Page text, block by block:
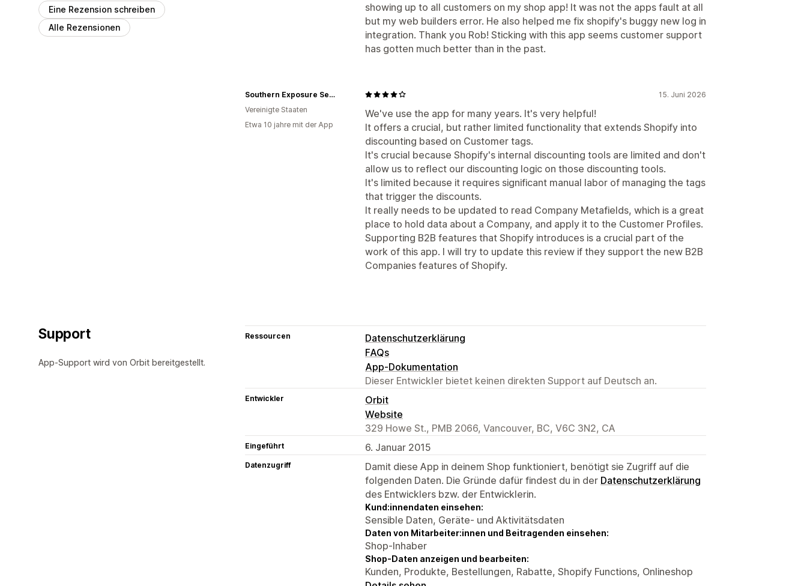
Eine Rezension schreiben
Alle Rezensionen
showing up to all customers on my shop app! It was not the apps fault at all
but my web builders error. He also helped me fix shopify's buggy new log in
integration. Thank you Rob! Sticking with this app seems customer support
has gotten much better than in the past.
15. Juni 2026
We've use the app for many years. It's very helpful!
It offers a crucial, but rather limited functionality that extends Shopify into
discounting based on Customer tags.
It's crucial because Shopify's internal discounting tools are limited and don't
allow us to reflect our discounting logic on those discounting tools.
It's limited because it requires significant manual labor of managing the tags
that trigger the discounts.
It really needs to be updated to read Company Metafields, which is a great
place to hold data about a Company, and apply it to the Customer Profiles.
Supporting B2B features that Shopify introduces is a crucial part of the
work of this app. I will try to update this review if they support the new B2B
Companies features of Shopify.
Southern Exposure Seed Exchange - Wholesale
Vereinigte Staaten
Etwa 10 jahre mit der App
Support
App-Support wird von Orbit bereitgestellt.
Ressourcen
Datenschutzerklärung
FAQs
App-Dokumentation
Dieser Entwickler bietet keinen direkten Support auf Deutsch an.
Entwickler
Orbit
Website
329 Howe St., PMB 2066, Vancouver, BC, V6C 3N2, CA
Eingeführt 6. Januar 2015
Datenzugriff
Damit diese App in deinem Shop funktioniert, benötigt sie Zugriff auf die
folgenden Daten. Die Gründe dafür findest du in der Datenschutzerklärung
des Entwicklers bzw. der Entwicklerin.
Kund:innendaten einsehen:
Sensible Daten, Geräte- und Aktivitätsdaten
Daten von Mitarbeiter:innen und Beitragenden einsehen:
Shop-Inhaber
Shop-Daten anzeigen und bearbeiten:
Kunden, Produkte, Bestellungen, Rabatte, Shopify Functions, Onlineshop